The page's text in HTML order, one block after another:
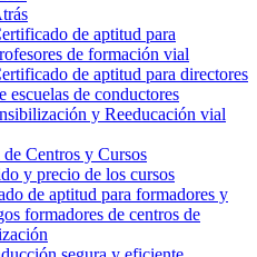
de aptitud para
de formación vial
de aptitud para directores
escuelas de conductores
y Reeducación vial
Centros y Cursos
y precio de los cursos
de aptitud para formadores y
formadores de centros de